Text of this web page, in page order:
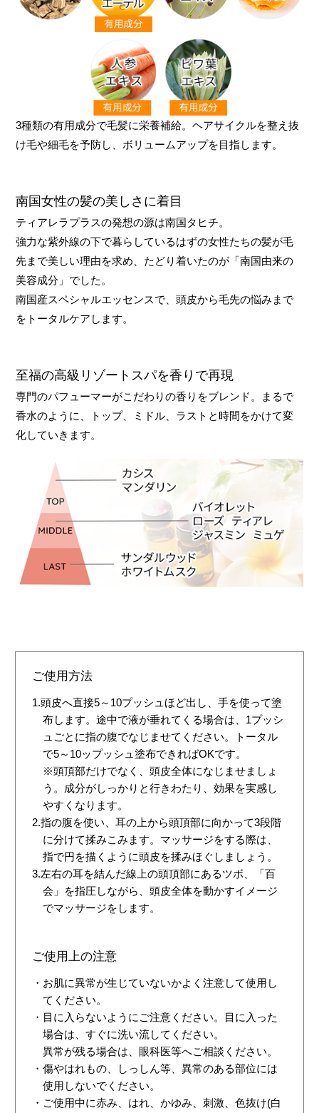
3種類の有用成分で毛髪に栄養補給。ヘアサイクルを整え抜
け毛や細毛を予防し、ボリュームアップを目指します。
南国女性の髪の美しさに着目
ティアレラプラスの発想の源は南国タヒチ。
強力な紫外線の下で暮らしているはずの女性たちの髪が毛
先まで美しい理由を求め、たどり着いたのが「南国由来の
美容成分」でした。
南国産スペシャルエッセンスで、頭皮から毛先の悩みまで
をトータルケアします。
至福の高級リゾートスパを香りで再現
専門のパフューマーがこだわりの香りをブレンド。まるで
香水のように、トップ、ミドル、ラストと時間をかけて変
化していきます。
ご使用方法
1.頭皮へ直接5～10プッシュほど出し、手を使って塗
布します。途中で液が垂れてくる場合は、1プッシ
ュごとに指の腹でなじませてください。トータル
で5～10ップッシュ塗布できればOKです。
※頭頂部だけでなく、頭皮全体になじませましょ
う。成分がしっかりと行きわたり、効果を実感し
やすくなります。
2.指の腹を使い、耳の上から頭頂部に向かって3段階
に分けて揉みこみます。マッサージをする際は、
指で円を描くように頭皮を揉みほぐしましょう。
3.左右の耳を結んだ線上の頭頂部にあるツボ、「百
会」を指圧しながら、頭皮全体を動かすイメージ
でマッサージをします。
ご使用上の注意
・お肌に異常が生じていないかよく注意して使用し
てください。
・目に入らないようにご注意ください。目に入った
場合は、すぐに洗い流してください。
異常が残る場合は、眼科医等へご相談ください。
・傷やはれもの、しっしん等、異常のある部位には
使用しないでください。
・ご使用中に赤み、はれ、かゆみ、刺激、色抜け(白